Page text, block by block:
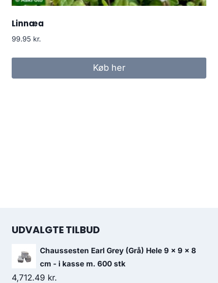
Linnæa
99.95 kr.
Køb her
UDVALGTE TILBUD
Chaussesten Earl Grey (Grå) Hele 9 x 9 x 8
cm - i kasse m. 600 stk
4,712.49 kr.